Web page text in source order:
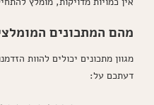
מהם המתכונים
מגוון מתכונים יכולים להוות
דעתכם על: